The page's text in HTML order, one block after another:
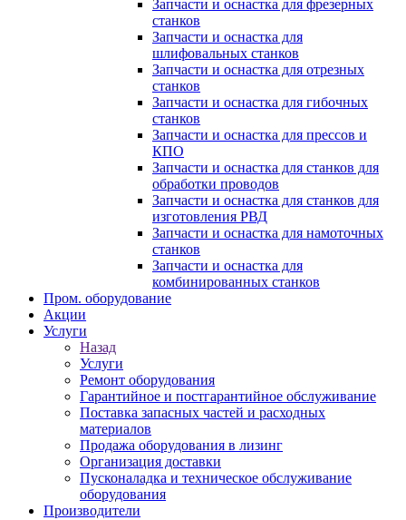
Запчасти и оснастка для фрезерных
станков
Запчасти и оснастка для
шлифовальных станков
Запчасти и оснастка для отрезных
станков
Запчасти и оснастка для гибочных
станков
Запчасти и оснастка для прессов и
КПО
Запчасти и оснастка для станков для
обработки проводов
Запчасти и оснастка для станков для
изготовления РВД
Запчасти и оснастка для намоточных
станков
Запчасти и оснастка для
комбинированных станков
Пром. оборудование
Акции
Услуги
Назад
Услуги
Ремонт оборудования
Гарантийное и постгарантийное обслуживание
Поставка запасных частей и расходных
материалов
Продажа оборудования в лизинг
Организация доставки
Пусконаладка и техническое обслуживание
оборудования
Производители